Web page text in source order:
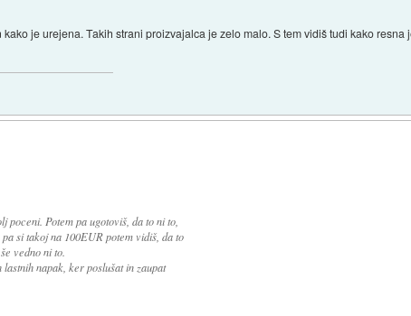
je urejena. Takih strani proizvajalca je zelo malo. S tem vidiš tudi kako resna
Potem pa ugotoviš, da to ni to,
si takoj na 100EUR potem vidiš, da to
vedno ni to.
napak, ker poslušat in zaupat